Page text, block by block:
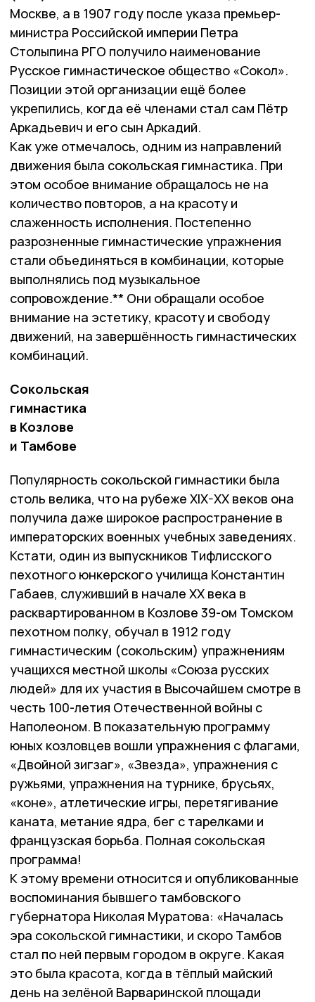
Москве, а в 1907 году после указа премьер-
министра Российской империи Петра
Столыпина РГО получило наименование
Русское гимнастическое общество «Сокол».
Позиции этой организации ещё более
укрепились, когда её членами стал сам Пётр
Аркадьевич и его сын Аркадий.
Как уже отмечалось, одним из направлений
движения была сокольская гимнастика. При
этом особое внимание обращалось не на
количество повторов, а на красоту и
слаженность исполнения. Постепенно
разрозненные гимнастические упражнения
стали объединяться в комбинации, которые
выполнялись под музыкальное
сопровождение.** Они обращали особое
внимание на эстетику, красоту и свободу
движений, на завершённость гимнастических
комбинаций.
Сокольская
гимнастика
в Козлове
и Тамбове
Популярность сокольской гимнастики была
столь велика, что на рубеже XIX-XX веков она
получила даже широкое распространение в
императорских военных учебных заведениях.
Кстати, один из выпускников Тифлисского
пехотного юнкерского училища Константин
Габаев, служивший в начале ХХ века в
расквартированном в Козлове 39-ом Томском
пехотном полку, обучал в 1912 году
гимнастическим (сокольским) упражнениям
учащихся местной школы «Союза русских
людей» для их участия в Высочайшем смотре в
честь 100-летия Отечественной войны с
Наполеоном. В показательную программу
юных козловцев вошли упражнения с флагами,
«Двойной зигзаг», «Звезда», упражнения с
ружьями, упражнения на турнике, брусьях,
«коне», атлетические игры, перетягивание
каната, метание ядра, бег с тарелками и
французская борьба. Полная сокольская
программа!
К этому времени относится и опубликованные
воспоминания бывшего тамбовского
губернатора Николая Муратова: «Началась
эра сокольской гимнастики, и скоро Тамбов
стал по ней первым городом в округе. Какая
это была красота, когда в тёплый майский
день на зелёной Варваринской площади